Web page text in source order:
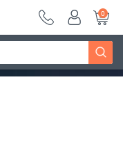
Дізнатись більше
0